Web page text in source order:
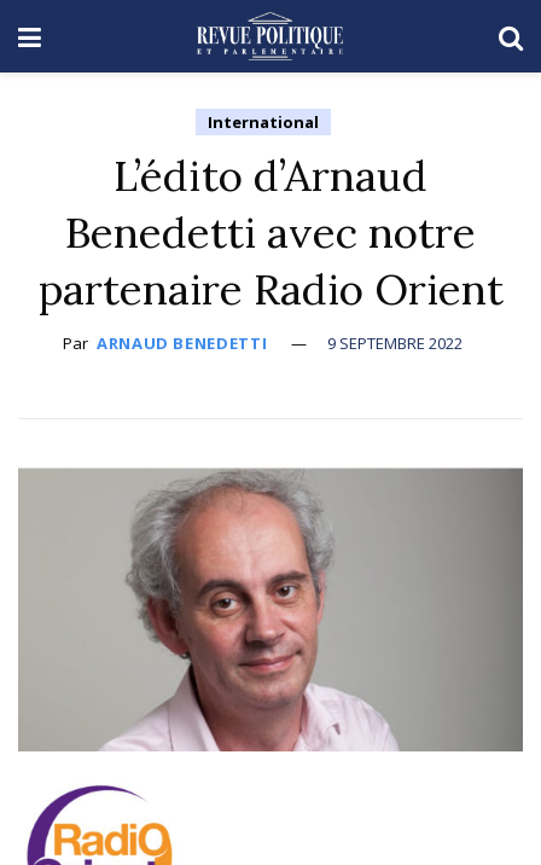
International
L’édito d’Arnaud
Benedetti avec notre
partenaire Radio Orient
Par ARNAUD BENEDETTI 9 SEPTEMBRE 2022